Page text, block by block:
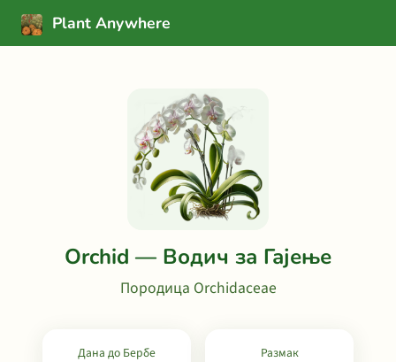
Plant Anywhere
Orchid — Водич за Гајење
Породица Orchidaceae
Дана до Бербе Размак